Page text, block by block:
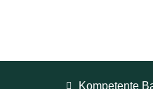
Kompetente